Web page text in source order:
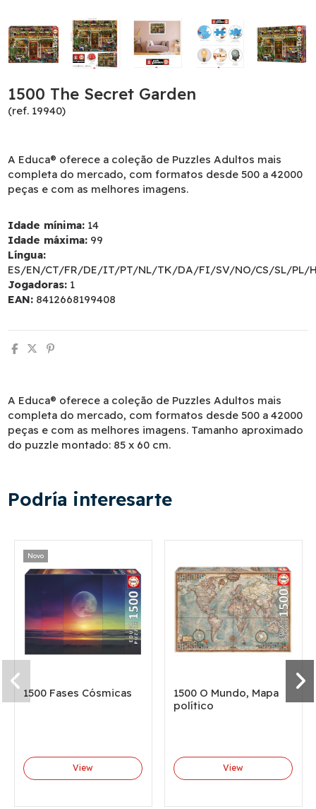
1500 The Secret Garden
(ref. 19940)
A Educa® oferece a coleção de Puzzles Adultos mais
completa do mercado, com formatos desde 500 a 42000
peças e com as melhores imagens.
Idade mínima: 14
Idade máxima: 99
Língua:
ES/EN/CT/FR/DE/IT/PT/NL/TK/DA/FI/SV/NO/CS/SL/PL/
Jogadoras: 1
EAN: 8412668199408
A Educa® oferece a coleção de Puzzles Adultos mais
completa do mercado, com formatos desde 500 a 42000
peças e com as melhores imagens. Tamanho aproximado
do puzzle montado: 85 x 60 cm.
Podría interesarte
Novo
1500 Fases Cósmicas
View
1500 O Mundo, Mapa
político
View